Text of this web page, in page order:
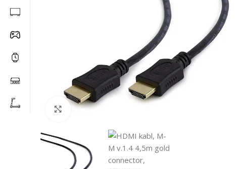
Click to enlarge